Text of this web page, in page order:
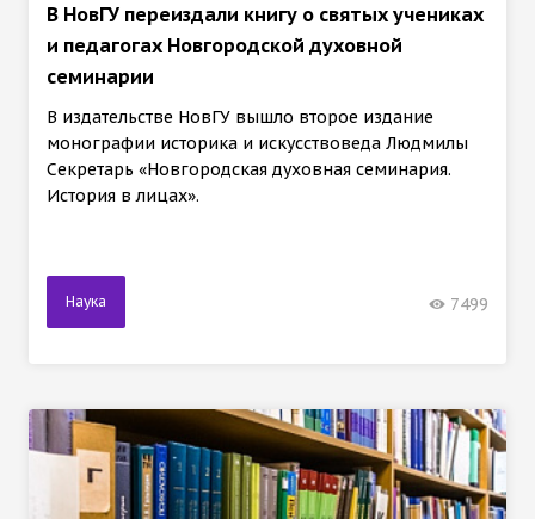
В НовГУ переиздали книгу о святых учениках
и педагогах Новгородской духовной
семинарии
В издательстве НовГУ вышло второе издание
монографии историка и искусствоведа Людмилы
Секретарь «Новгородская духовная семинария.
История в лицах».
Наука 7499